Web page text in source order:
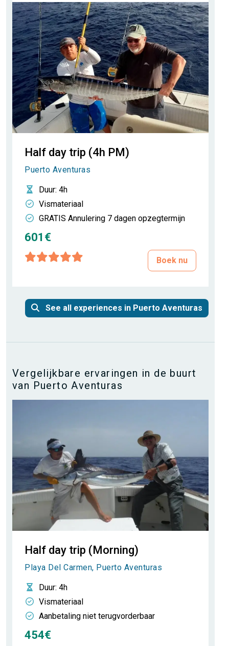
Half day trip (4h PM)
Puerto Aventuras
Duur: 4h
Vismateriaal
GRATIS Annulering 7 dagen opzegtermijn
601€
Boek nu
See all experiences in Puerto Aventuras
Vergelijkbare ervaringen in de buurt
van Puerto Aventuras
Half day trip (Morning)
Playa Del Carmen, Puerto Aventuras
Duur: 4h
Vismateriaal
Aanbetaling niet terugvorderbaar
454€